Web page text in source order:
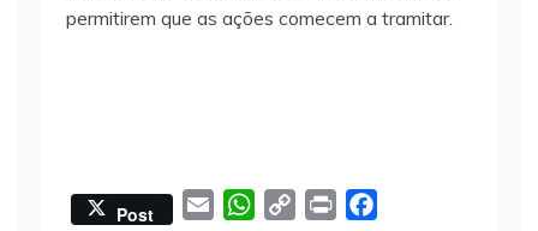
permitirem que as ações comecem a tramitar.
Post
W